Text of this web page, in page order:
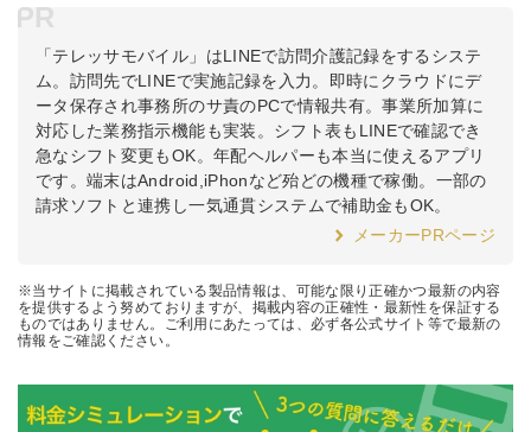
PR
「テレッサモバイル」はLINEで訪問介護記録をするシステ
ム。訪問先でLINEで実施記録を入力。即時にクラウドにデ
ータ保存され事務所のサ責のPCで情報共有。事業所加算に
対応した業務指示機能も実装。シフト表もLINEで確認でき
急なシフト変更もOK。年配ヘルパーも本当に使えるアプリ
です。端末はAndroid,iPhonなど殆どの機種で稼働。一部の
請求ソフトと連携し一気通貫システムで補助金もOK。
メーカーPRページ
※当サイトに掲載されている製品情報は、可能な限り正確かつ最新の内容
を提供するよう努めておりますが、掲載内容の正確性・最新性を保証する
ものではありません。ご利用にあたっては、必ず各公式サイト等で最新の
情報をご確認ください。